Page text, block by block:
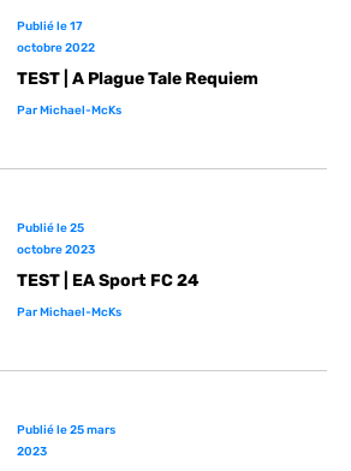
Publié le17
octobre 2022
TEST | A Plague Tale Requiem
ParMichael-McKs
Publié le25
octobre 2023
TEST | EA Sport FC 24
ParMichael-McKs
Publié le25 mars
2023